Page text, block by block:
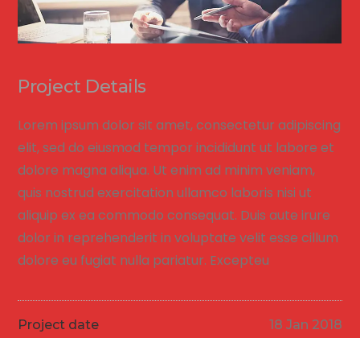
Project Details
Lorem ipsum dolor sit amet, consectetur adipiscing
elit, sed do eiusmod tempor incididunt ut labore et
dolore magna aliqua. Ut enim ad minim veniam,
quis nostrud exercitation ullamco laboris nisi ut
aliquip ex ea commodo consequat. Duis aute irure
dolor in reprehenderit in voluptate velit esse cillum
dolore eu fugiat nulla pariatur. Excepteu
Project date 18 Jan 2018